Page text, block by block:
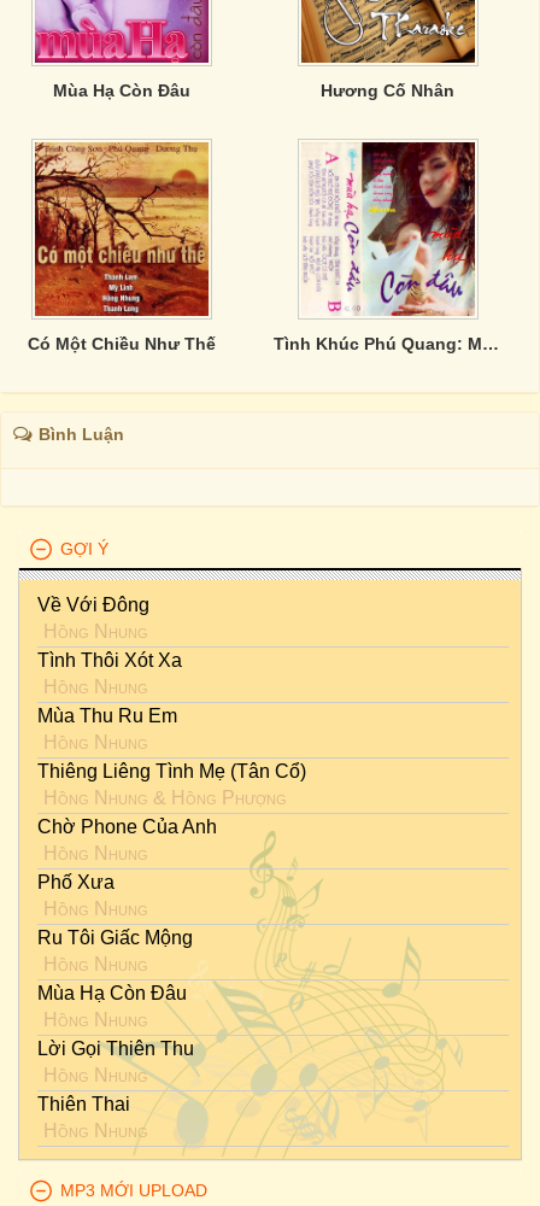
Mùa Hạ Còn Đâu Hương Cố Nhân
Có Một Chiều Như Thế Tình Khúc Phú Quang: Mùa Hạ Còn Đâu
Bình Luận
GỢI Ý
Về Với Đông
Hồng Nhung
Tình Thôi Xót Xa
Hồng Nhung
Mùa Thu Ru Em
Hồng Nhung
Thiêng Liêng Tình Mẹ (Tân Cổ)
Hồng Nhung & Hồng Phượng
Chờ Phone Của Anh
Hồng Nhung
Phố Xưa
Hồng Nhung
Ru Tôi Giấc Mộng
Hồng Nhung
Mùa Hạ Còn Đâu
Hồng Nhung
Lời Gọi Thiên Thu
Hồng Nhung
Thiên Thai
Hồng Nhung
MP3 MỚI UPLOAD